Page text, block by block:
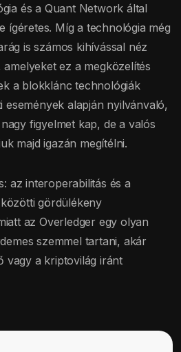
és a Quant Network által
ígéretes. Míg a technológia még
is számos kihívással néz
ez a megközelítés
a blokklánc technológiák
események alapján nyilvánvaló,
figyelmet kap, de a valós
majd igazán megítélni.
az interoperabilitás és a
gördülékeny
az Overledger egy olyan
szemmel tartani, akár
vagy a kriptovilág iránt